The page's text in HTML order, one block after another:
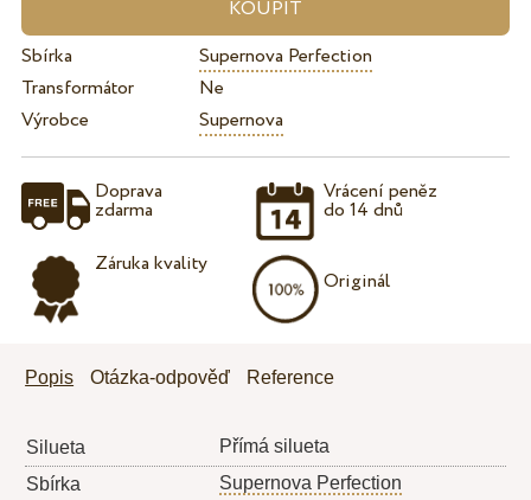
Sbírka
Supernova Perfection
Transformátor
Ne
Výrobce
Supernova
Doprava
zdarma
Záruka kvality
Vrácení peněz
do 14 dnů
Originál
Popis Otázka-odpověď Reference
Silueta
Přímá silueta
Sbírka
Supernova Perfection